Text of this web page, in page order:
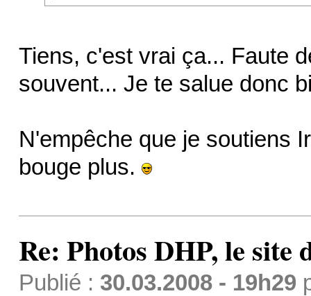
Tiens, c'est vrai ça... Faute
souvent... Je te salue donc
N'empêche que je soutiens
bouge plus.
Re: Photos DHP, le site
Publié : 30.03.2008 - 19h29